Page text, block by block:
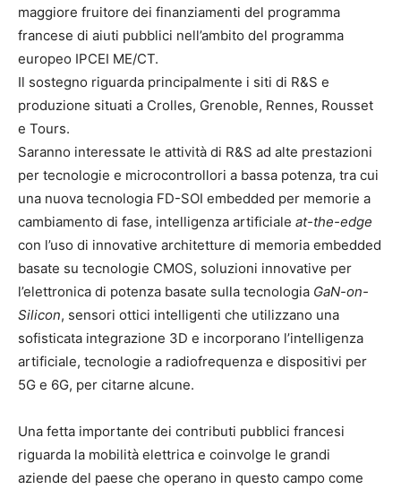
maggiore fruitore dei finanziamenti del programma
francese di aiuti pubblici nell’ambito del programma
europeo IPCEI ME/CT.
Il sostegno riguarda principalmente i siti di R&S e
produzione situati a Crolles, Grenoble, Rennes, Rousset
e Tours.
Saranno interessate le attività di R&S ad alte prestazioni
per tecnologie e microcontrollori a bassa potenza, tra cui
una nuova tecnologia FD-SOI embedded per memorie a
cambiamento di fase, intelligenza artificiale at-the-edge
con l’uso di innovative architetture di memoria embedded
basate su tecnologie CMOS, soluzioni innovative per
l’elettronica di potenza basate sulla tecnologia GaN-on-
Silicon, sensori ottici intelligenti che utilizzano una
sofisticata integrazione 3D e incorporano l’intelligenza
artificiale, tecnologie a radiofrequenza e dispositivi per
5G e 6G, per citarne alcune.
Una fetta importante dei contributi pubblici francesi
riguarda la mobilità elettrica e coinvolge le grandi
aziende del paese che operano in questo campo come